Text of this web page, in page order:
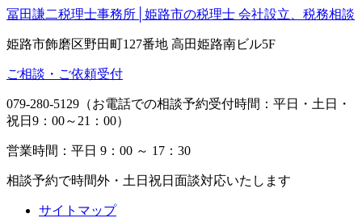
冨田謙二税理士事務所│姫路市の税理士 会社設立、税務相談
姫路市飾磨区野田町127番地 高田姫路南ビル5F
ご相談・ご依頼受付
079-280-5129（お電話での相談予約受付時間：平日・土日・
祝日9：00～21：00）
営業時間：平日 9：00 ～ 17：30
相談予約で時間外・土日祝日面談対応いたします
サイトマップ